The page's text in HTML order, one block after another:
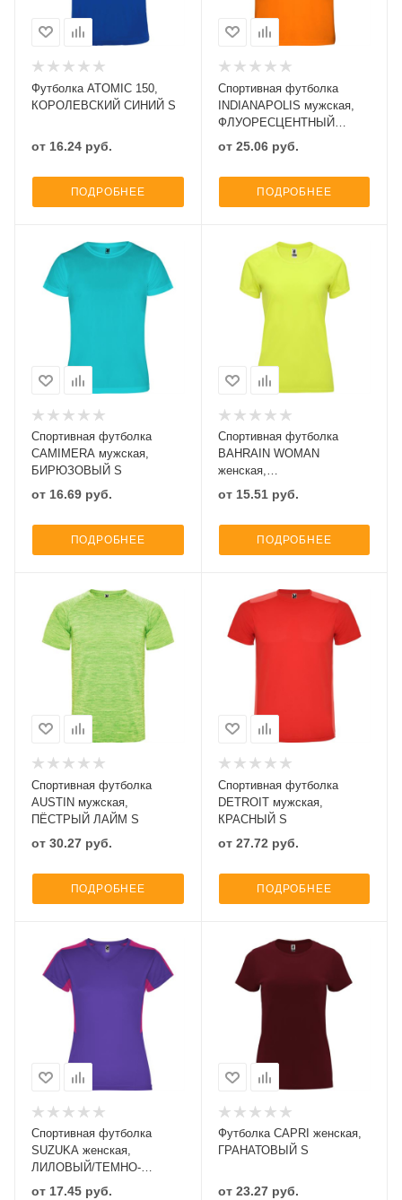
Футболка ATOMIC 150,
КОРОЛЕВСКИЙ СИНИЙ S
от 16.24 руб.
ПОДРОБНЕЕ
Спортивная футболка
INDIANAPOLIS мужская,
ФЛУОРЕСЦЕНТНЫЙ
ОРАНЖЕВЫЙ/ЧЕРНЫЙ S
от 25.06руб.
ПОДРОБНЕЕ
Спортивная футболка
CAMIMERA мужская,
БИРЮЗОВЫЙ S
от 16.69 руб.
ПОДРОБНЕЕ
Спортивная футболка
BAHRAIN WOMAN
женская,
ФЛУОРЕСЦЕНТНЫЙ
ЖЕЛТЫЙ S
от 15.51руб.
ПОДРОБНЕЕ
Спортивная футболка
AUSTIN мужская,
ПЁСТРЫЙ ЛАЙМ S
от 30.27 руб.
ПОДРОБНЕЕ
Спортивная футболка
DETROIT мужская,
КРАСНЫЙ S
от 27.72 руб.
ПОДРОБНЕЕ
Спортивная футболка
SUZUKA женская,
ЛИЛОВЫЙ/ТЕМНО-
РОЗОВЫЙ S
от 17.45 руб.
Футболка CAPRI женская,
ГРАНАТОВЫЙ S
от 23.27руб.